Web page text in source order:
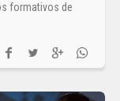
formativos de